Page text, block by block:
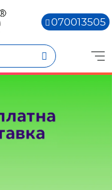
070013505